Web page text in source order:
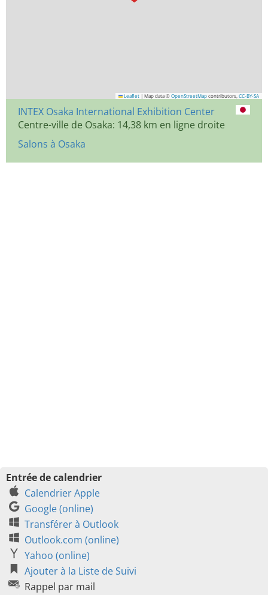
Leaflet | Map data © OpenStreetMap contributors, CC-BY-SA
INTEX Osaka International Exhibition Center
Centre-ville de Osaka: 14,38 km en ligne droite
Salons à Osaka
Entrée de calendrier
Calendrier Apple
Google (online)
Transférer à Outlook
Outlook.com (online)
Yahoo (online)
Ajouter à la Liste de Suivi
Rappel par mail